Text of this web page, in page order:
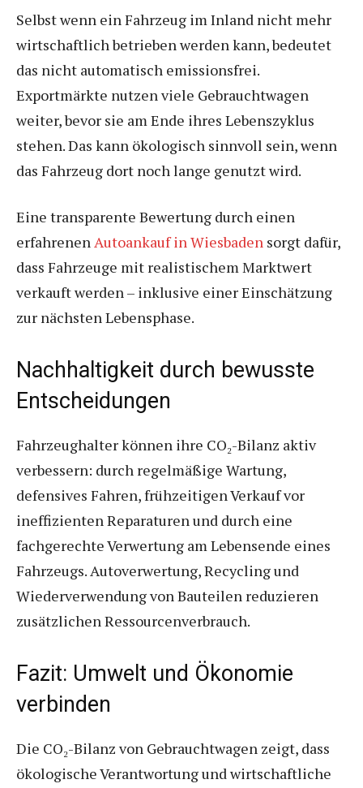
Selbst wenn ein Fahrzeug im Inland nicht mehr
wirtschaftlich betrieben werden kann, bedeutet
das nicht automatisch emissionsfrei.
Exportmärkte nutzen viele Gebrauchtwagen
weiter, bevor sie am Ende ihres Lebenszyklus
stehen. Das kann ökologisch sinnvoll sein, wenn
das Fahrzeug dort noch lange genutzt wird.
Eine transparente Bewertung durch einen
erfahrenenAutoankauf in Wiesbaden sorgt dafür,
dass Fahrzeuge mit realistischem Marktwert
verkauft werden – inklusive einer Einschätzung
zur nächsten Lebensphase.
Nachhaltigkeit durch bewusste
Entscheidungen
Fahrzeughalter können ihre CO₂-Bilanz aktiv
verbessern: durch regelmäßige Wartung,
defensives Fahren, frühzeitigen Verkauf vor
ineffizienten Reparaturen und durch eine
fachgerechte Verwertung am Lebensende eines
Fahrzeugs. Autoverwertung, Recycling und
Wiederverwendung von Bauteilen reduzieren
zusätzlichen Ressourcenverbrauch.
Fazit: Umwelt und Ökonomie
verbinden
Die CO₂-Bilanz von Gebrauchtwagen zeigt, dass
ökologische Verantwortung und wirtschaftliche